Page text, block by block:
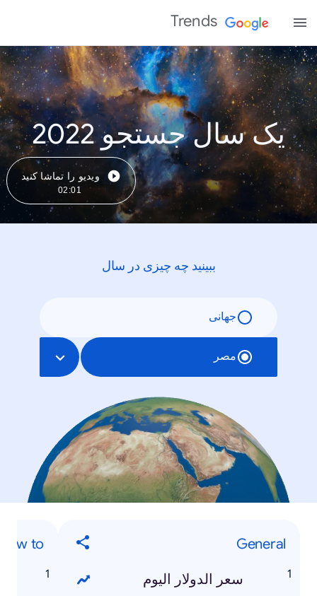
Trends
یک سال جستجو 2022
ویدیو را تماشا کنید
02:01
ببینید چه چیزی در سال
جهانی
مصر
General
سعر الدولار اليوم
to